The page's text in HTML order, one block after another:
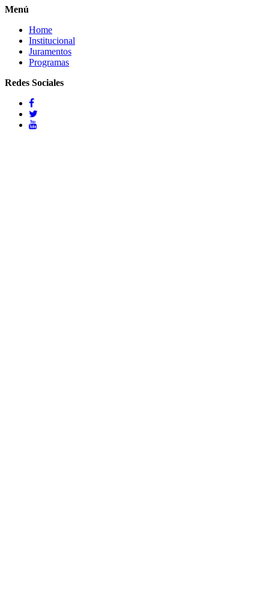
Menú
Home
Institucional
Juramentos
Programas
Redes Sociales